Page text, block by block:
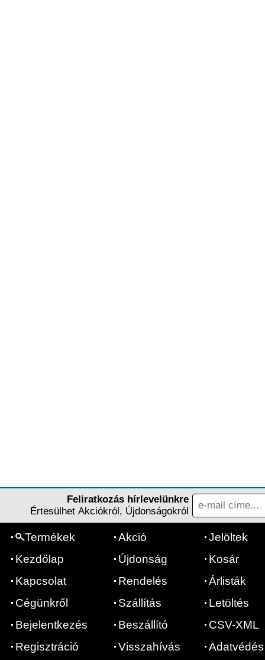
Feliratkozás hírlevelünkre
Értesülhet Akciókról, Újdonságokról
Termékek
Kezdőlap
Kapcsolat
Cégünkről
Bejelentkezés
Regisztráció
Akció
Újdonság
Rendelés
Szállítás
Beszállító
Visszahívás
Jelöltek
Kosár
Árlisták
Letöltés
CSV-XML
Adatvédés